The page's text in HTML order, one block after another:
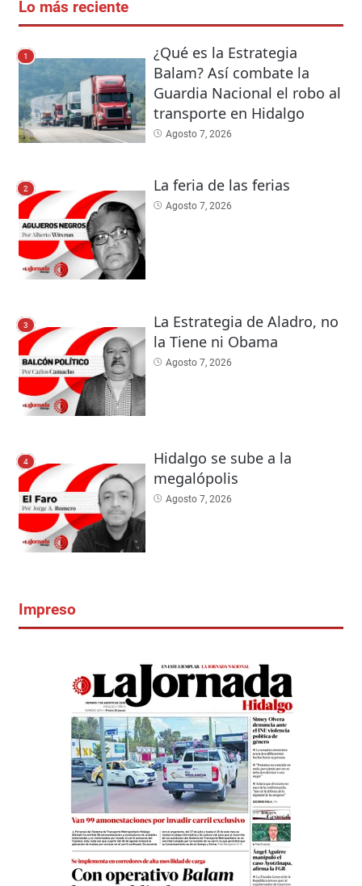
Lo más reciente
1
¿Qué es la Estrategia
Balam? Así combate la
Guardia Nacional el robo al
transporte en Hidalgo
Agosto 7, 2026
2 La feria de las ferias
Agosto 7, 2026
3
La Estrategia de Aladro, no
la Tiene ni Obama
Agosto 7, 2026
4
Hidalgo se sube a la
megalópolis
Agosto 7, 2026
Impreso